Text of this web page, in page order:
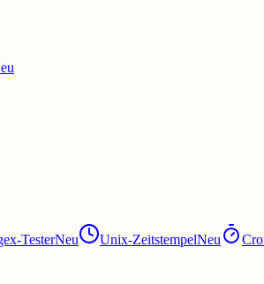
TesterNeu Unix-ZeitstempelNeu